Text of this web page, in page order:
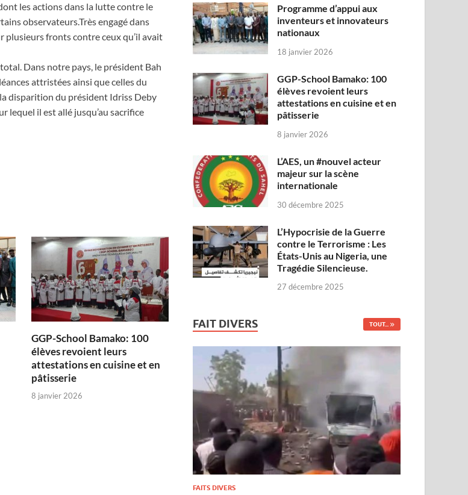
les actions dans la lutte contre le
observateurs.Très engagé dans
plusieurs fronts contre ceux qu’il avait
Dans notre pays, le président Bah
attristées ainsi que celles du
disparition du président Idriss Deby
lequel il est allé jusqu’au sacrifice
GGP-School Bamako: 100
élèves revoient leurs
attestations en cuisine et en
pâtisserie
8 janvier 2026
Programme d’appui aux
inventeurs et innovateurs
nationaux
18 janvier 2026
GGP-School Bamako: 100
élèves revoient leurs
attestations en cuisine et en
pâtisserie
8 janvier 2026
L’AES, un #nouvel acteur
majeur sur la scène
internationale
30 décembre 2025
L’Hypocrisie de la Guerre
contre le Terrorisme : Les
États-Unis au Nigeria, une
Tragédie Silencieuse.
27 décembre 2025
FAIT DIVERS TOUT...
FAITS DIVERS